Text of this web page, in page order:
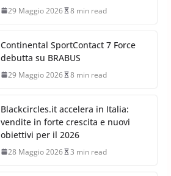
29 Maggio 2026 8 min read
Continental SportContact 7 Force
debutta su BRABUS
29 Maggio 2026 8 min read
Blackcircles.it accelera in Italia:
vendite in forte crescita e nuovi
obiettivi per il 2026
28 Maggio 2026 3 min read